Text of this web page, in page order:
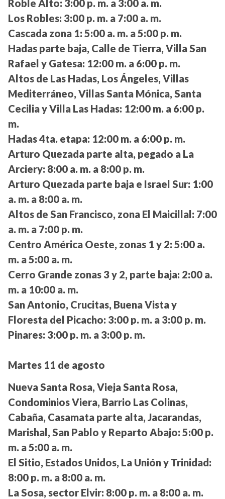
Roble Alto: 3:00 p. m. a 3:00 a. m.
Los Robles: 3:00 p. m. a 7:00 a. m.
Cascada zona 1: 5:00 a. m. a 5:00 p. m.
Hadas parte baja, Calle de Tierra, Villa San
Rafael y Gatesa: 12:00 m. a 6:00 p. m.
Altos de Las Hadas, Los Ángeles, Villas
Mediterráneo, Villas Santa Mónica, Santa
Cecilia y Villa Las Hadas: 12:00 m. a 6:00 p.
m.
Hadas 4ta. etapa: 12:00 m. a 6:00 p. m.
Arturo Quezada parte alta, pegado a La
Arciery: 8:00 a. m. a 8:00 p. m.
Arturo Quezada parte baja e Israel Sur: 1:00
a. m. a 8:00 a. m.
Altos de San Francisco, zona El Maicillal: 7:00
a. m. a 7:00 p. m.
Centro América Oeste, zonas 1 y 2: 5:00 a.
m. a 5:00 a. m.
Cerro Grande zonas 3 y 2, parte baja: 2:00 a.
m. a 10:00 a. m.
San Antonio, Crucitas, Buena Vista y
Floresta del Picacho: 3:00 p. m. a 3:00 p. m.
Pinares: 3:00 p. m. a 3:00 p. m.
Martes 11 de agosto
Nueva Santa Rosa, Vieja Santa Rosa,
Condominios Viera, Barrio Las Colinas,
Cabaña, Casamata parte alta, Jacarandas,
Marishal, San Pablo y Reparto Abajo: 5:00 p.
m. a 5:00 a. m.
El Sitio, Estados Unidos, La Unión y Trinidad:
8:00 p. m. a 8:00 a. m.
La Sosa, sector Elvir: 8:00 p. m. a 8:00 a. m.